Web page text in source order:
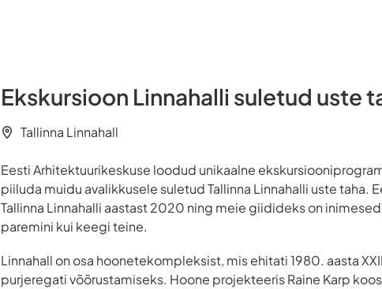
Ekskursioon Linnahalli suletud uste
Tallinna Linnahall
Eesti Arhitektuurikeskuse loodud unikaalne
piiluda muidu avalikkusele suletud Tallinna Linnahalli uste taha.
Tallinna Linnahalli aastast 2020 ning meie giidideks on
paremini kui keegi teine.
Linnahall on osa hoonetekompleksist, mis ehitati 1980. aasta
purjeregati võõrustamiseks. Hoone projekteeris Raine Karp